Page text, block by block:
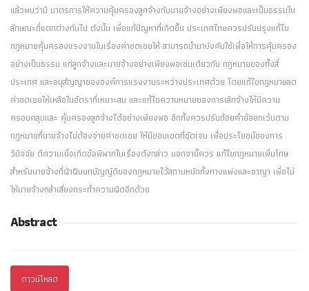
แล้วพบว่ามี มาตรการให้ความคุ้มครองลูกจ้างกับนายจ้างอย่างเพียงพอและเป็นธรรมใน
ลักษณะที่แตกต่างกันไป ดังนั้น เพื่อแก้ปัญหาที่เกิดขึ้น ประเทศไทยควรปรับปรุงแก้ไข
กฎหมายคุ้มครองแรงงานในเรื่องค่าชดเชยให้ สามารถนำมาบังคับใช้เพื่อให้การคุ้มครอง
อย่างเป็นธรรม แก่ลูกจ้างและนายจ้างอย่างเพียงพอเช่นเดียวกับ กฎหมายของทั้งสี่
ประเทศ และอนุสัญญาขององค์การแรงงานระหว่างประเทศด้วย โดยแก้ไขกฎหมายลด
ค่าชดเชยให้เหลือในอัตราที่เหมาะสม และแก้ไขความหมายของการเลิกจ้างให้มีความ
ครอบคลุมและ คุ้มครองลูกจ้างได้อย่างเพียงพอ อีกทั้งควรปรับถ้อยคำข้อยกเว้นตาม
กฎหมายที่นายจ้างไม่ต้องจ่ายค่าชดเชย ให้มีขอบเขตที่ชัดเจน เพื่อประโยชน์ของการ
วินิจฉัย ตีความเมื่อเกิดข้อพิพาทในเรื่องดังกล่าว นอกจานี้ควร แก้ไขกฎหมายเพิ่มโทษ
สำหรับนายจ้างที่ฝ่าฝืนบทบัญญัติของกฎหมายไว้สถานหนักทั้งทางแพ่งและอาญา เพื่อไม่
ให้นายจ้างกล้าเสี่ยงกระทำความผิดอีกด้วย
Abstract
ดาวน์โหลด